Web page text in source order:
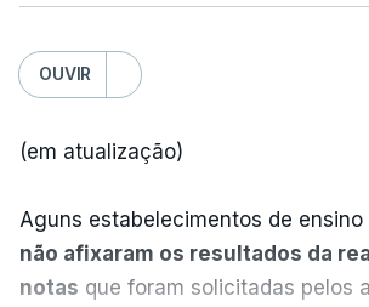
OUVIR
(em atualização)
Aguns estabelecimentos de ensino
não afixaram os resultados da
notas que foram solicitadas pelos